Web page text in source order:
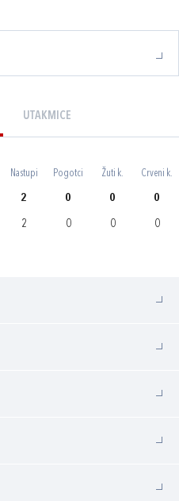
UTAKMICE
Nastupi Pogotci Žuti k. Crveni k.
2 0 0 0
2 0 0 0